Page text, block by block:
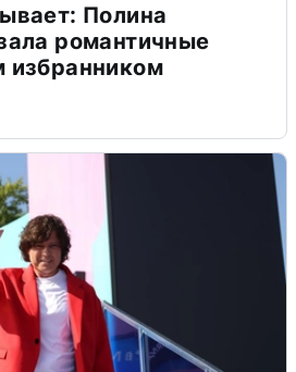
Полина
романтичные
избранником